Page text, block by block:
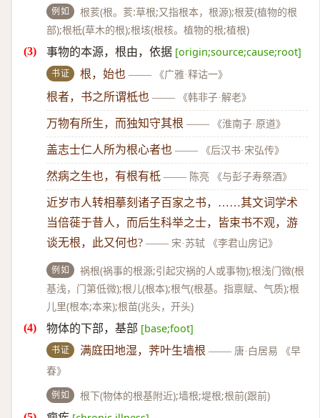
例如
根荄(根。荄:草根;又指根本，根源);根茇(植物的根
部);根柢(草木的根);根垓(根核。植物的根;植根)
事物的本源，根由，依据 [origin;source;cause;root]
书证 根，始也 —— 《广雅·释诂一》
根者，书之所谓柢也 —— 《韩非子·解老》
万物有所生，而独知守其根 —— 《淮南子·原道》
盖志士仁人所为根心者也 —— 《后汉书·宋弘传》
然病之生也，有根有柢 —— 陈亮 《与彭子寿祭酒》
近岁市人转相摹刻诸子百家之书，……其文词学术
当倍蓰于昔人，而后生科举之士，皆束书不观，游
谈无根，此又何也? —— 宋·苏轼 《李君山房记》
例如
祸根(祸事的根源;引起灾祸的人或事物);根浅门微(根
基浅，门第低微);根儿(根本);根气(根基。指禀赋、气质);根
儿里(根本;本来);根苗(兆头，开头)
物体的下部，基部 [base;foot]
书证 满庭田地湿，荠叶生墙根 —— 唐·白居易 《早
春》
例如 根下(物体的根基附近);墙根;堤根;根前(跟前)